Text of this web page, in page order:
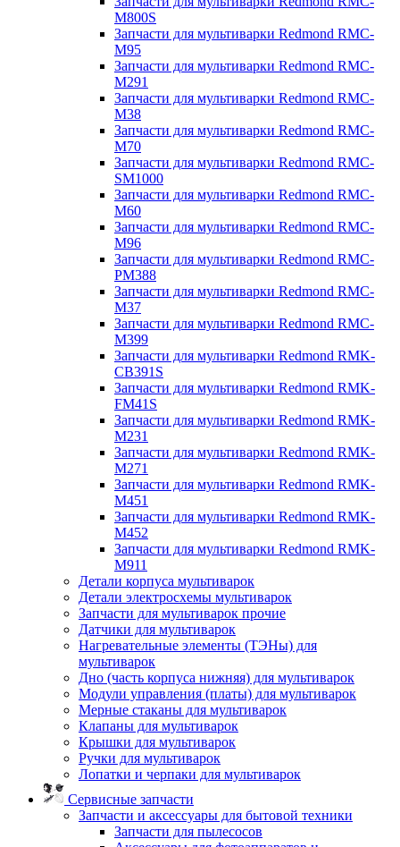
M800S
Запчасти для мультиварки Redmond RMC-
M95
Запчасти для мультиварки Redmond RMC-
M291
Запчасти для мультиварки Redmond RMC-
M38
Запчасти для мультиварки Redmond RMC-
M70
Запчасти для мультиварки Redmond RMC-
SM1000
Запчасти для мультиварки Redmond RMC-
M60
Запчасти для мультиварки Redmond RMC-
M96
Запчасти для мультиварки Redmond RMC-
PM388
Запчасти для мультиварки Redmond RMC-
M37
Запчасти для мультиварки Redmond RMC-
M399
Запчасти для мультиварки Redmond RMK-
CB391S
Запчасти для мультиварки Redmond RMK-
FM41S
Запчасти для мультиварки Redmond RMK-
M231
Запчасти для мультиварки Redmond RMK-
M271
Запчасти для мультиварки Redmond RMK-
M451
Запчасти для мультиварки Redmond RMK-
M452
Запчасти для мультиварки Redmond RMK-
M911
Детали корпуса мультиварок
Детали электросхемы мультиварок
Запчасти для мультиварок прочие
Датчики для мультиварок
Нагревательные элементы (ТЭНы) для
мультиварок
Дно (часть корпуса нижняя) для мультиварок
Модули управления (платы) для мультиварок
Мерные стаканы для мультиварок
Клапаны для мультиварок
Крышки для мультиварок
Ручки для мультиварок
Лопатки и черпаки для мультиварок
Сервисные запчасти
Запчасти и аксессуары для бытовой техники
Запчасти для пылесосов